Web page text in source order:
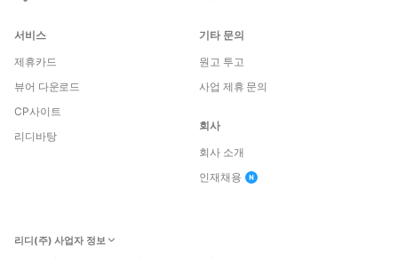
서비스
제휴카드
뷰어 다운로드
CP사이트
리디바탕
기타 문의
원고 투고
사업 제휴 문의
회사
회사 소개
인재채용
리디(주) 사업자 정보